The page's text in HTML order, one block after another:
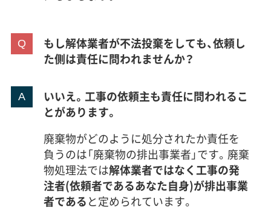
もし解体業者が不法投棄をしても、依頼し
た側は責任に問われませんか？
いいえ。工事の依頼主も責任に問われるこ
とがあります。
廃棄物がどのように処分されたか責任を
負うのは「廃棄物の排出事業者」です。廃棄
物処理法では解体業者ではなく工事の発
注者(依頼者であるあなた自身)が排出事業
者であると定められています。